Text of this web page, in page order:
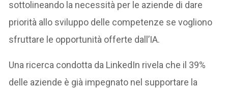
sottolineando la necessità per le aziende di dare
priorità allo sviluppo delle competenze se vogliono
sfruttare le opportunità offerte dall’IA.
Una ricerca condotta da LinkedIn rivela che il 39%
delle aziende è già impegnato nel supportare la